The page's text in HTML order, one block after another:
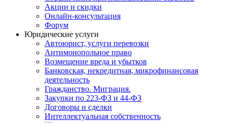
Акции и скидки
Онлайн-консультация
Форум
Юридические услуги
Автоюрист, услуги перевозки
Антимонопольное право
Возмещение вреда и убытков
Банковская, некредитная, микрофинансовая
деятельность
Гражданство. Миграция.
Закупки по 223-ФЗ и 44-ФЗ
Договоры и сделки
Интеллектуальная собственность